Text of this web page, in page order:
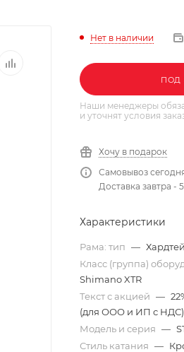
Нет в наличии
ПОД
Наши менеджеры
и уточнят условия
Хочу в подарок
Самовывоз
Доставка завтра -
Характеристики
Рама: тип —
Класс (группа)
Shimano XTR
Текст с акцией —
(для ООО и ИП с НДС)
Модель и серия —
Стиль катания —